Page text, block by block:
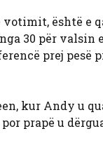
është e
30 për
prej
kur Andy u
prapë u